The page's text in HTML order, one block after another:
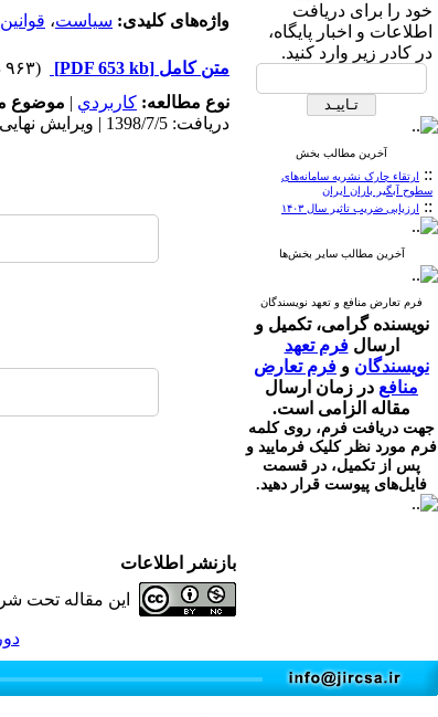
خود را برای دریافت
اطلاعات و اخبار پایگاه،
در کادر زیر وارد کنید.
آخرین مطالب بخش
:: ارتقاء چارک نشریه سامانه‌های
سطوح آبگیر باران ایران
:: ارزیابی ضریب تاثیر سال ۱۴۰۳
آخرین مطالب سایر بخش‌ها
فرم تعارض منافع و تعهد نویسندگان
نویسنده گرامی، تکمیل و
ارسالفرم تعهد
نویسندگان و فرم تعارض
منافع در زمان ارسال
مقاله الزامی است.
جهت دریافت فرم، روی کلمه
فرم مورد نظر کلیک فرمایید و
پس از تکمیل، در قسمت
فایل‌های پیوست قرار دهید.
واژه‌های کلیدی: سیاست،
متن کامل [PDF 653 kb]
(۹۶۳ دریافت)
نوع مطالعه: كاربردي | موضوع
دریافت: 1398/7/5 | ویرایش نهایی: 1402/3/17 | پذیرش: 1398/11/1 | انتشار الکترونیک: 1399/1/5
بازنشر اطلاعات
این مقاله تحت
دوره 7،